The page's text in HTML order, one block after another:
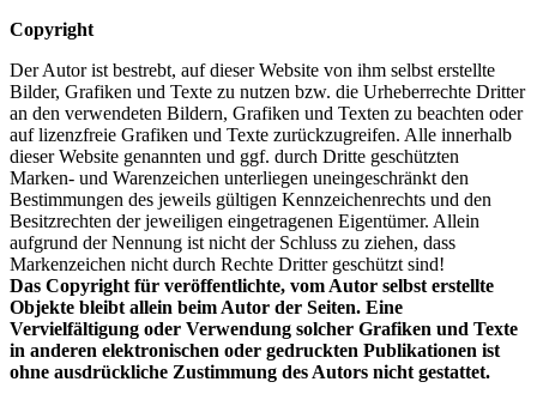
Copyright
Der Autor ist bestrebt, auf dieser Website von ihm selbst erstellte
Bilder, Grafiken und Texte zu nutzen bzw. die Urheberrechte Dritter
an den verwendeten Bildern, Grafiken und Texten zu beachten oder
auf lizenzfreie Grafiken und Texte zurückzugreifen. Alle innerhalb
dieser Website genannten und ggf. durch Dritte geschützten
Marken- und Warenzeichen unterliegen uneingeschränkt den
Bestimmungen des jeweils gültigen Kennzeichenrechts und den
Besitzrechten der jeweiligen eingetragenen Eigentümer. Allein
aufgrund der Nennung ist nicht der Schluss zu ziehen, dass
Markenzeichen nicht durch Rechte Dritter geschützt sind!
Das Copyright für veröffentlichte, vom Autor selbst erstellte
Objekte bleibt allein beim Autor der Seiten. Eine
Vervielfältigung oder Verwendung solcher Grafiken und Texte
in anderen elektronischen oder gedruckten Publikationen ist
ohne ausdrückliche Zustimmung des Autors nicht gestattet.